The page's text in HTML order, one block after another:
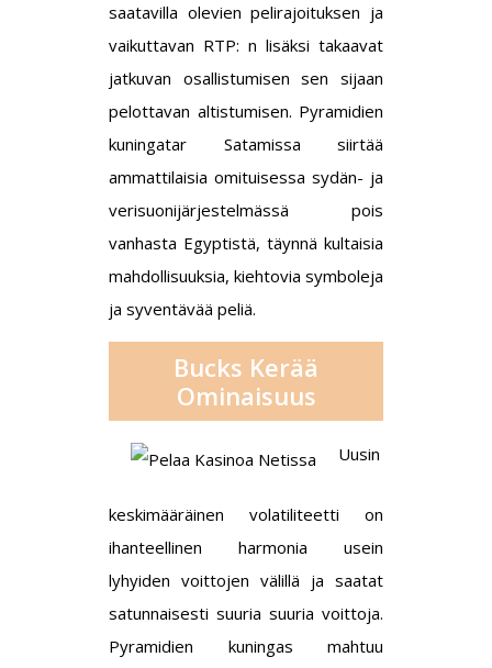
saatavilla olevien pelirajoituksen ja
vaikuttavan RTP: n lisäksi takaavat
jatkuvan osallistumisen sen sijaan
pelottavan altistumisen. Pyramidien
kuningatar Satamissa siirtää
ammattilaisia omituisessa sydän- ja
verisuonijärjestelmässä pois
vanhasta Egyptistä, täynnä kultaisia
mahdollisuuksia, kiehtovia symboleja
ja syventävää peliä.
Bucks Kerää
Ominaisuus
Uusin
keskimääräinen volatiliteetti on
ihanteellinen harmonia usein
lyhyiden voittojen välillä ja saatat
satunnaisesti suuria suuria voittoja.
Pyramidien kuningas mahtuu